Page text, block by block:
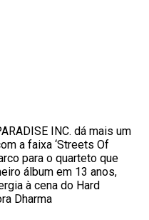
INC. dá mais um
a faixa ‘Streets Of
para o quarteto que
álbum em 13 anos,
à cena do Hard
Dharma